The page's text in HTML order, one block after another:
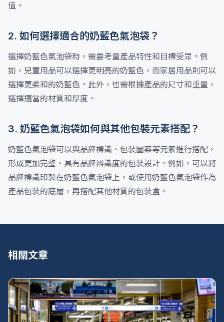
值。
2. 如何選擇適合的奶藍色氣泡袋？
選擇奶藍色氣泡袋時，需要考量產品特性和目標受眾。例
如，兒童用品可以選擇更明亮的奶藍色，而家居用品則可以
選擇更柔和的奶藍色。此外，也需根據產品的尺寸和重量，
選擇適當的材質和厚度。
3. 奶藍色氣泡袋如何與其他包裝元素搭配？
奶藍色氣泡袋可以與品牌標識、包裝圖案等元素進行搭配，
形成更加完整、具有品牌辨識度的包裝設計。例如，可以將
品牌標識印製在奶藍色氣泡袋上，或使用奶藍色氣泡袋作為
產品包裝的底層，再搭配其他材質的包裝盒。
相關文章